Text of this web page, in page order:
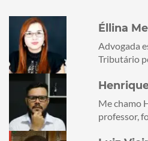
Éllina
Advogada
Tributário
Me chamo
professor,